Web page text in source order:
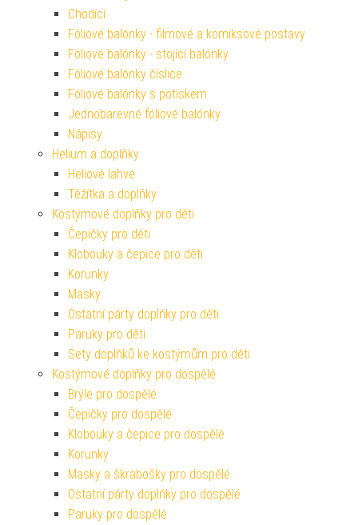
Chodící
Fóliové balónky - filmové a komiksové postavy
Fóliové balónky - stojící balónky
Fóliové balónky číslice
Fóliové balónky s potiskem
Jednobarevné fóliové balónky
Nápisy
Helium a doplňky
Heliové lahve
Těžítka a doplňky
Kostýmové doplňky pro děti
Čepičky pro děti
Klobouky a čepice pro děti
Korunky
Masky
Ostatní párty doplňky pro děti
Paruky pro děti
Sety doplňků ke kostýmům pro děti
Kostýmové doplňky pro dospělé
Brýle pro dospělé
Čepičky pro dospělé
Klobouky a čepice pro dospělé
Korunky
Masky a škrabošky pro dospělé
Ostatní párty doplňky pro dospělé
Paruky pro dospělé